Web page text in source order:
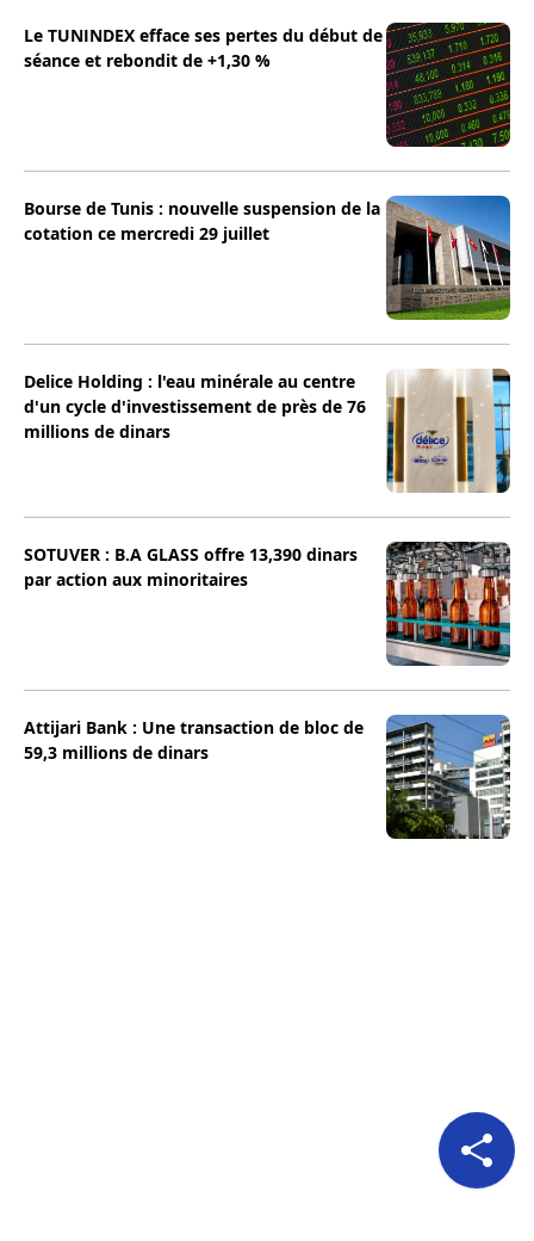
Le TUNINDEX efface ses pertes du début de
séance et rebondit de +1,30 %
Bourse de Tunis : nouvelle suspension de la
cotation ce mercredi 29 juillet
Delice Holding : l'eau minérale au centre
d'un cycle d'investissement de près de 76
millions de dinars
SOTUVER : B.A GLASS offre 13,390 dinars
par action aux minoritaires
Attijari Bank : Une transaction de bloc de
59,3 millions de dinars